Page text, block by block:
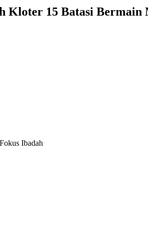
15 Batasi Bermain
Ibadah